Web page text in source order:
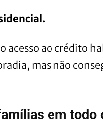
acesso ao crédito
mas não
em todo